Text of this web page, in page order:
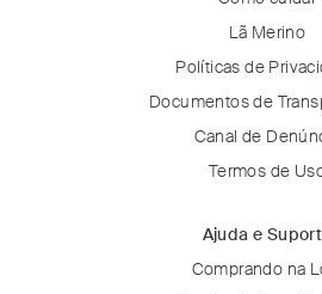
Lã Merino
Políticas de
Documentos de
Canal de
Termos de
Ajuda e
Comprando na